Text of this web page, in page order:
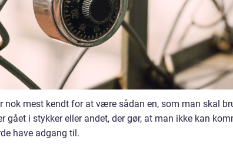
nok mest kendt for at være sådan en, som man skal
gået i stykker eller andet, der gør, at man ikke kan
have adgang til.